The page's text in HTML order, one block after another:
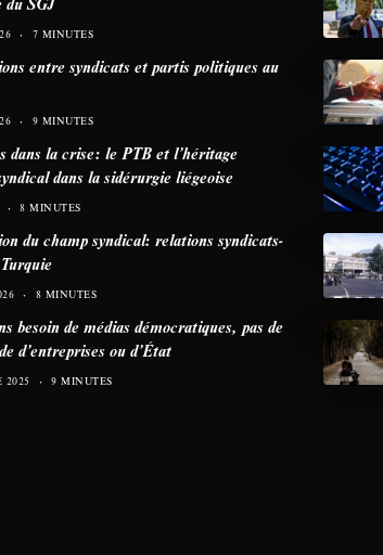
7 MINUTES
entre syndicats et partis politiques au
9 MINUTES
dans la crise: le PTB et l’héritage
dans la sidérurgie liégeoise
8 MINUTES
du champ syndical: relations syndicats-
8 MINUTES
besoin de médias démocratiques, pas de
d’entreprises ou d’État
2025 9 MINUTES